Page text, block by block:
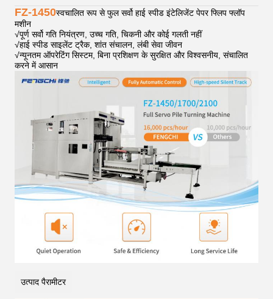
FZ-1450स्वचालित रूप से फुल सर्वो हाई स्पीड इंटेलिजेंट पेपर फ्लिप फ्लॉप
मशीन
√पूर्ण सर्वो गति नियंत्रण, उच्च गति, चिकनी और कोई गलती नहीं
√हाई स्पीड साइलेंट ट्रैक, शांत संचालन, लंबी सेवा जीवन
√न्यूनतम ऑपरेटिंग सिस्टम, बिना प्रशिक्षण के सुरक्षित और विश्वसनीय, संचालित
करने में आसान
उत्पाद पैरामीटर